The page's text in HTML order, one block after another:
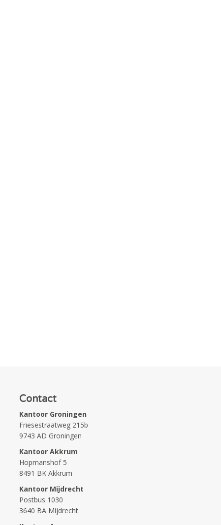
Contact
Kantoor Groningen
Friesestraatweg 215b
9743 AD Groningen
Kantoor Akkrum
Hopmanshof 5
8491 BK Akkrum
Kantoor Mijdrecht
Postbus 1030
3640 BA Mijdrecht